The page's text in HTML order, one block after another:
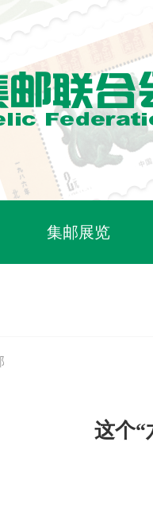
集邮展览
这个“